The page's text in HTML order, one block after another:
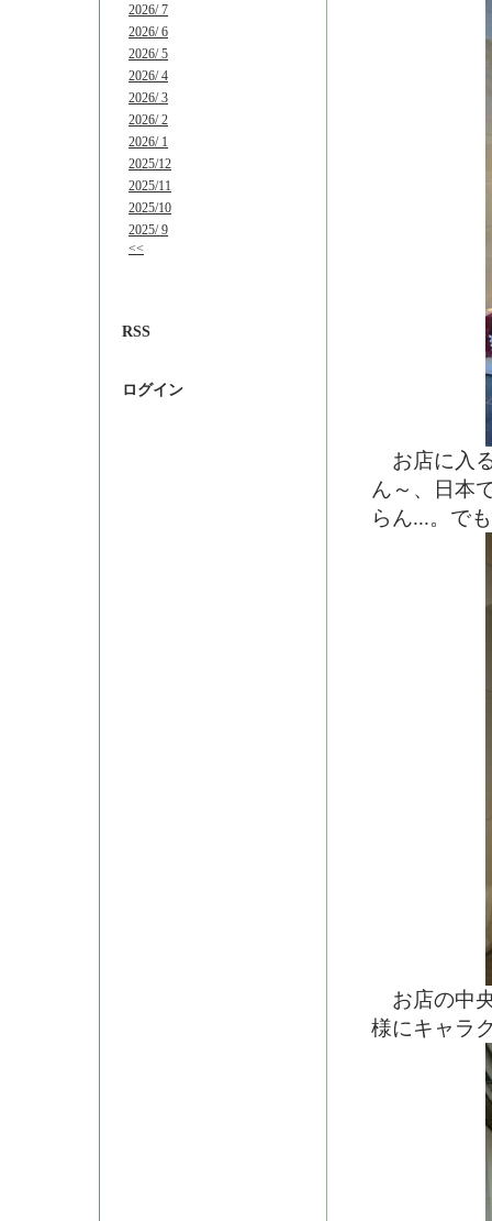
2026/ 7
2026/ 6
2026/ 5
2026/ 4
2026/ 3
2026/ 2
2026/ 1
2025/12
2025/11
2025/10
2025/ 9
<<
RSS
ログイン
お店に入
ん～、日本
らん...。で
お店の中
様にキャラ